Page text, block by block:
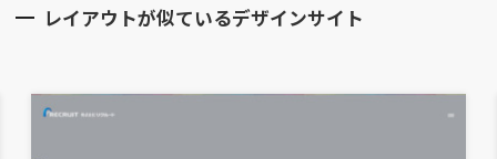
レイアウトが似ているデザインサイト